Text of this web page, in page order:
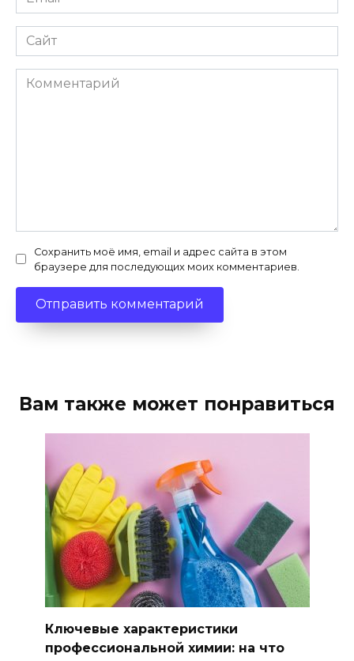
Сайт
Комментарий
Сохранить моё имя, email и адрес сайта в этом
браузере для последующих моих комментариев.
Вам также может понравиться
Ключевые характеристики
профессиональной химии: на что